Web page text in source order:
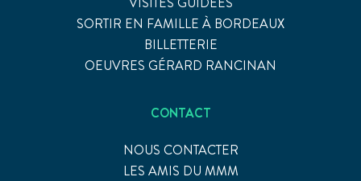
SORTIR EN FAMILLE À BORDEAUX
BILLETTERIE
OEUVRES GÉRARD RANCINAN
CONTACT
NOUS CONTACTER
LES AMIS DU MMM